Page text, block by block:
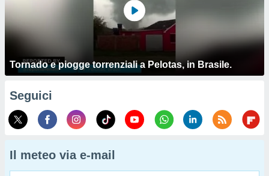
Tornado e piogge torrenziali a Pelotas, in Brasile.
Seguici
Il meteo via e-mail